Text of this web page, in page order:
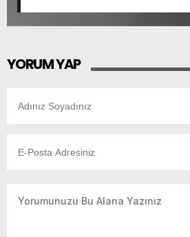
YORUM YAP